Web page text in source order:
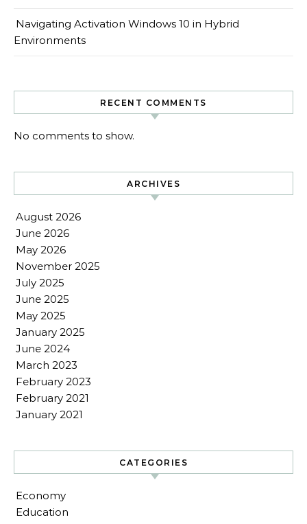
Navigating Activation Windows 10 in Hybrid
Environments
RECENT COMMENTS
No comments to show.
ARCHIVES
August 2026
June 2026
May 2026
November 2025
July 2025
June 2025
May 2025
January 2025
June 2024
March 2023
February 2023
February 2021
January 2021
CATEGORIES
Economy
Education